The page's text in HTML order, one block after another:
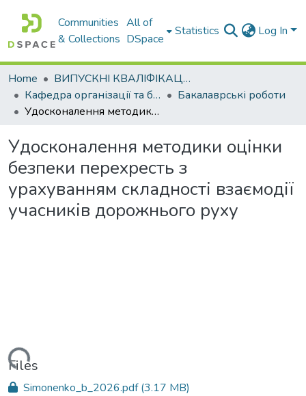
Communities
& Collections
All of
DSpace
Statistics Log In
Home
ВИПУСКНІ КВАЛІФІКАЦІЙНІ РОБОТИ
Кафедра організації та безпеки дорожнього руху
Бакалаврські роботи
Удосконалення методики оцінки безпеки перехресть з урахуванням складності взаємодії учасників дорожнього руху
Удосконалення методики оцінки
безпеки перехресть з
урахуванням складності взаємодії
учасників дорожнього руху
Files
Simonenko_b_2026.pdf(3.17 MB)